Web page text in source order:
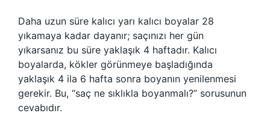
Daha uzun süre kalıcı yarı kalıcı boyalar 28
yıkamaya kadar dayanır; saçınızı her gün
yıkarsanız bu süre yaklaşık 4 haftadır. Kalıcı
boyalarda, kökler görünmeye başladığında
yaklaşık 4 ila 6 hafta sonra boyanın yenilenmesi
gerekir. Bu, “saç ne sıklıkla boyanmalı?” sorusunun
cevabıdır.